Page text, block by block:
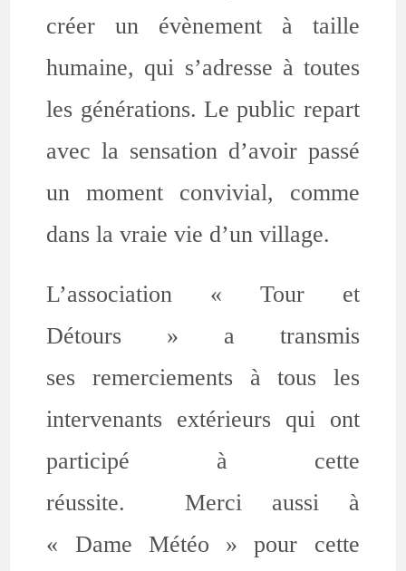
créer un évènement à taille
humaine, qui s’adresse à toutes
les générations. Le public repart
avec la sensation d’avoir passé
un moment convivial, comme
dans la vraie vie d’un village.
L’association « Tour et
Détours » a transmis
ses remerciements à tous les
intervenants extérieurs qui ont
participé à cette
réussite. Merci aussi à
« Dame Météo » pour cette